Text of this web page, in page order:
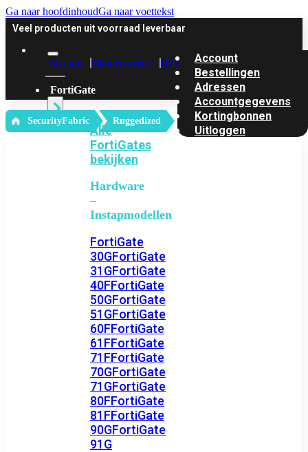
Ga naar hoofdinhoudGa naar voettekst
Veel producten uit voorraad leverbaar
Account Klantenservice Offerte
FortiGate
Alle
FortiGates
bekijken
Hardware
–
Instapmodellen
FortiGate
30GFortiGate
31GFortiGate
40FFortiGate
50GFortiGate
51GFortiGate
60FFortiGate
61FFortiGate
71FFortiGate
70GFortiGate
71GFortiGate
80FFortiGate
81FFortiGate
90GFortiGate
91G
Account
Bestellingen
Adressen
Accountgegevens
Kortingbonnen
Uitloggen
‎ SecurityFabric Ruggedized